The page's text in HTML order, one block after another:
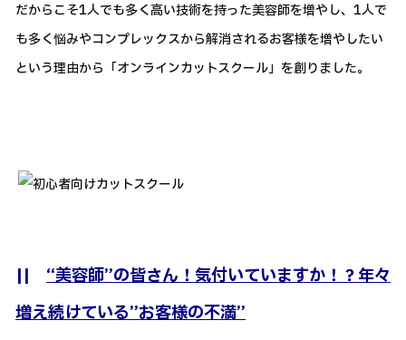
だからこそ1人でも多く高い技術を持った美容師を増やし、1人で
も多く悩みやコンプレックスから解消されるお客様を増やしたい
という理由から「オンラインカットスクール」を創りました。
|| “美容師”の皆さん！気付いていますか！？年々
増え続けている”お客様の不満”